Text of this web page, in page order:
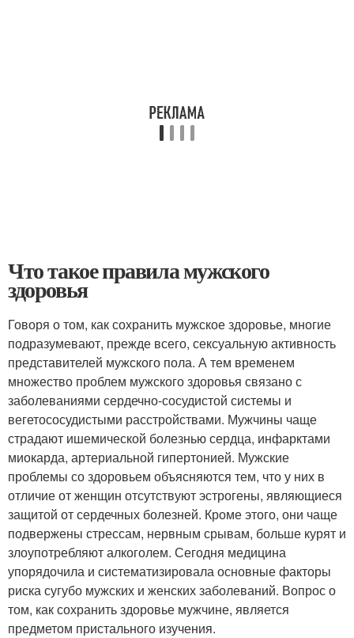
Что такое правила мужского
здоровья
Говоря о том, как сохранить мужское здоровье, многие
подразумевают, прежде всего, сексуальную активность
представителей мужского пола. А тем временем
множество проблем мужского здоровья связано с
заболеваниями сердечно-сосудистой системы и
вегетососудистыми расстройствами. Мужчины чаще
страдают ишемической болезнью сердца, инфарктами
миокарда, артериальной гипертонией. Мужские
проблемы со здоровьем объясняются тем, что у них в
отличие от женщин отсутствуют эстрогены, являющиеся
защитой от сердечных болезней. Кроме этого, они чаще
подвержены стрессам, нервным срывам, больше курят и
злоупотребляют алкоголем. Сегодня медицина
упорядочила и систематизировала основные факторы
риска сугубо мужских и женских заболеваний. Вопрос о
том, как сохранить здоровье мужчине, является
предметом пристального изучения.